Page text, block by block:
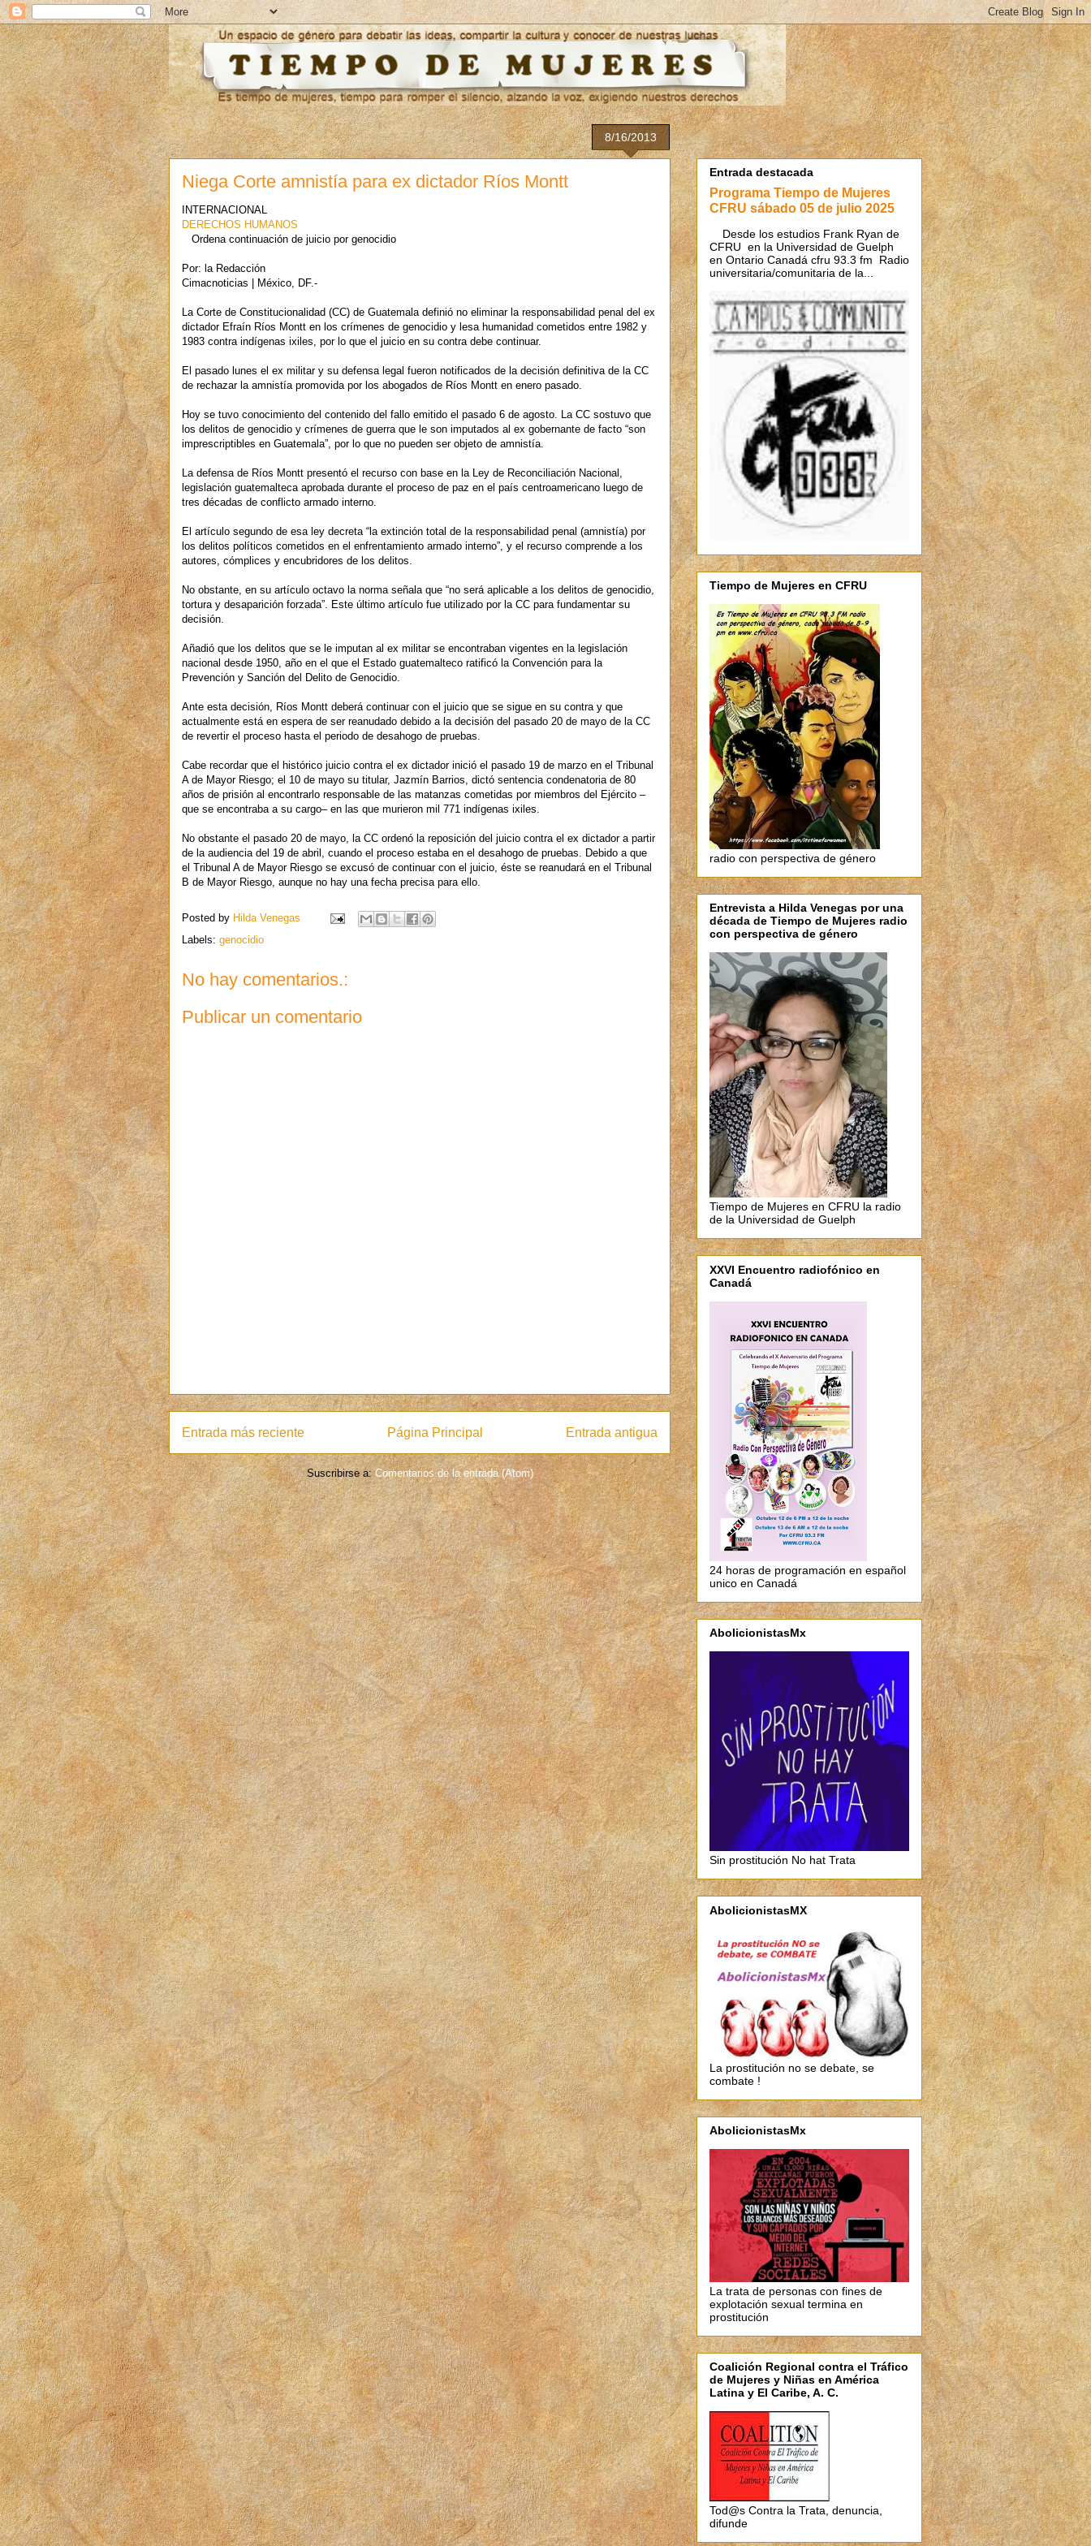
8/16/2013
Niega Corte amnistía para ex dictador Ríos Montt
INTERNACIONAL
DERECHOS HUMANOS
Ordena continuación de juicio por genocidio
Por: la Redacción
Cimacnoticias | México, DF.-
La Corte de Constitucionalidad (CC) de Guatemala definió no eliminar la responsabilidad penal del ex
dictador Efraín Ríos Montt en los crímenes de genocidio y lesa humanidad cometidos entre 1982 y
1983 contra indígenas ixiles, por lo que el juicio en su contra debe continuar.
El pasado lunes el ex militar y su defensa legal fueron notificados de la decisión definitiva de la CC
de rechazar la amnistía promovida por los abogados de Ríos Montt en enero pasado.
Hoy se tuvo conocimiento del contenido del fallo emitido el pasado 6 de agosto. La CC sostuvo que
los delitos de genocidio y crímenes de guerra que le son imputados al ex gobernante de facto “son
imprescriptibles en Guatemala”, por lo que no pueden ser objeto de amnistía.
La defensa de Ríos Montt presentó el recurso con base en la Ley de Reconciliación Nacional,
legislación guatemalteca aprobada durante el proceso de paz en el país centroamericano luego de
tres décadas de conflicto armado interno.
El artículo segundo de esa ley decreta “la extinción total de la responsabilidad penal (amnistía) por
los delitos políticos cometidos en el enfrentamiento armado interno”, y el recurso comprende a los
autores, cómplices y encubridores de los delitos.
No obstante, en su artículo octavo la norma señala que “no será aplicable a los delitos de genocidio,
tortura y desaparición forzada”. Este último artículo fue utilizado por la CC para fundamentar su
decisión.
Añadió que los delitos que se le imputan al ex militar se encontraban vigentes en la legislación
nacional desde 1950, año en el que el Estado guatemalteco ratificó la Convención para la
Prevención y Sanción del Delito de Genocidio.
Ante esta decisión, Ríos Montt deberá continuar con el juicio que se sigue en su contra y que
actualmente está en espera de ser reanudado debido a la decisión del pasado 20 de mayo de la CC
de revertir el proceso hasta el periodo de desahogo de pruebas.
Cabe recordar que el histórico juicio contra el ex dictador inició el pasado 19 de marzo en el Tribunal
A de Mayor Riesgo; el 10 de mayo su titular, Jazmín Barrios, dictó sentencia condenatoria de 80
años de prisión al encontrarlo responsable de las matanzas cometidas por miembros del Ejército –
que se encontraba a su cargo– en las que murieron mil 771 indígenas ixiles.
No obstante el pasado 20 de mayo, la CC ordenó la reposición del juicio contra el ex dictador a partir
de la audiencia del 19 de abril, cuando el proceso estaba en el desahogo de pruebas. Debido a que
el Tribunal A de Mayor Riesgo se excusó de continuar con el juicio, éste se reanudará en el Tribunal
B de Mayor Riesgo, aunque no hay una fecha precisa para ello.
Posted by Hilda Venegas
Labels: genocidio
No hay comentarios.:
Publicar un comentario
Entrada más reciente Entrada antigua
Página Principal
Suscribirse a:Comentarios de la entrada (Atom)
Entrada destacada
Programa Tiempo de Mujeres
CFRU sábado 05 de julio 2025
Desde los estudios Frank Ryan de
CFRU en la Universidad de Guelph
en Ontario Canadá cfru 93.3 fm Radio
universitaria/comunitaria de la...
Tiempo de Mujeres en CFRU
radio con perspectiva de género
Entrevista a Hilda Venegas por una
década de Tiempo de Mujeres radio
con perspectiva de género
Tiempo de Mujeres en CFRU la radio
de la Universidad de Guelph
XXVI Encuentro radiofónico en
Canadá
24 horas de programación en español
unico en Canadá
AbolicionistasMx
Sin prostitución No hat Trata
AbolicionistasMX
La prostitución no se debate, se
combate !
AbolicionistasMx
La trata de personas con fines de
explotación sexual termina en
prostitución
Coalición Regional contra el Tráfico
de Mujeres y Niñas en América
Latina y El Caribe, A. C.
Tod@s Contra la Trata, denuncia,
difunde